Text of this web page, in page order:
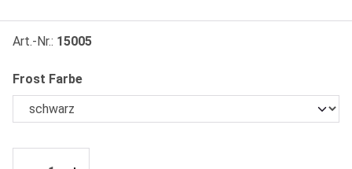
Art.-Nr.: 15005
Frost Farbeauswählen